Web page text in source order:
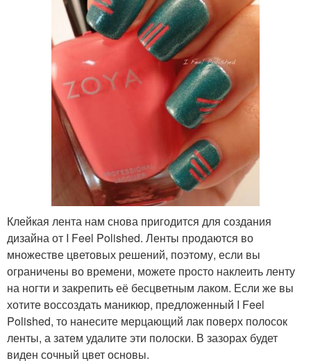
Клейкая лента нам снова пригодится для создания
дизайна от I Feel Polished. Ленты продаются во
множестве цветовых решений, поэтому, если вы
ограничены во времени, можете просто наклеить ленту
на ногти и закрепить её бесцветным лаком. Если же вы
хотите воссоздать маникюр, предложенный I Feel
Polished, то нанесите мерцающий лак поверх полосок
ленты, а затем удалите эти полоски. В зазорах будет
виден сочный цвет основы.